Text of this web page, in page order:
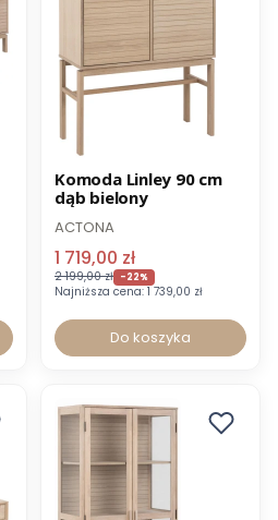
Promocja
Wysyłka 24h
Komoda Linley 90 cm
dąb bielony
ACTONA
1 719,00 zł
2 199,00 zł -22%
Najniższa cena: 1 739,00 zł
Do koszyka